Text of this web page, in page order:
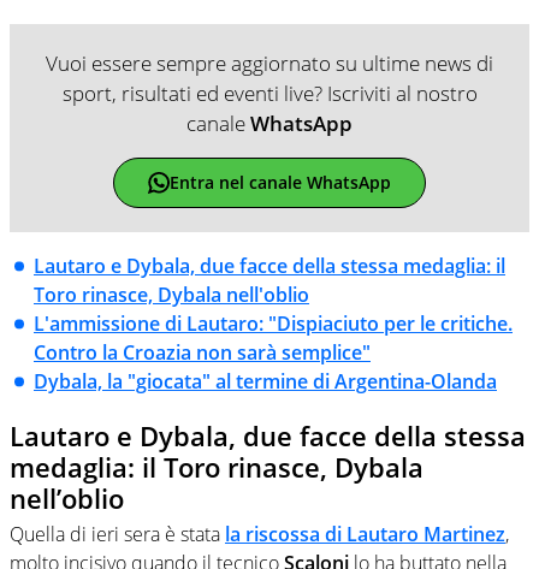
Vuoi essere sempre aggiornato su ultime news di
sport, risultati ed eventi live? Iscriviti al nostro
canaleWhatsApp
Entra nel canale WhatsApp
Lautaro e Dybala, due facce della stessa medaglia: il
Toro rinasce, Dybala nell'oblio
L'ammissione di Lautaro: "Dispiaciuto per le critiche.
Contro la Croazia non sarà semplice"
Dybala, la "giocata" al termine di Argentina-Olanda
Lautaro e Dybala, due facce della stessa
medaglia: il Toro rinasce, Dybala
nell’oblio
Quella di ieri sera è stata la riscossa di Lautaro Martinez,
molto incisivo quando il tecnicoScaloni lo ha buttato nella